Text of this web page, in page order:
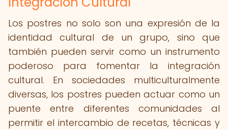
Los postres no solo son una expresión de la
identidad cultural de un grupo, sino que
también pueden servir como un instrumento
poderoso para fomentar la integración
cultural. En sociedades multiculturalmente
diversas, los postres pueden actuar como un
puente entre diferentes comunidades al
permitir el intercambio de recetas, técnicas y